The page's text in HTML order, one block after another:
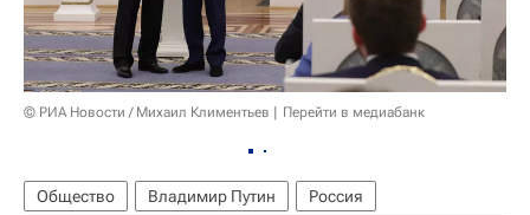
© РИА Новости / Михаил Климентьев Перейти в медиабанк
Общество Владимир Путин Россия